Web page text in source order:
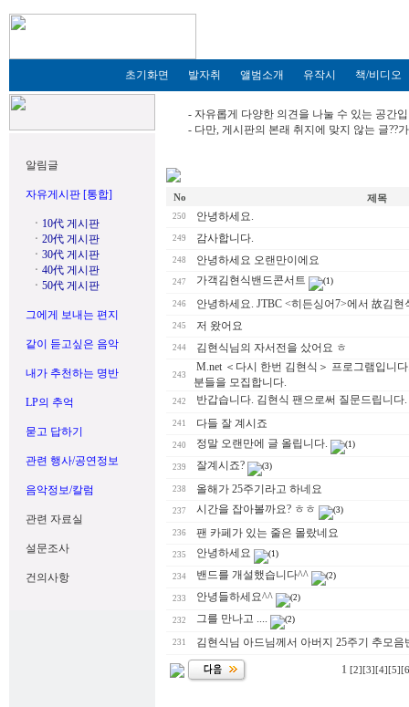
초기화면 발자취 앨범소개 유작시 책/비디오
알림글
자유게시판 [통합]
ㆍ 10代 게시판
ㆍ 20代 게시판
ㆍ 30代 게시판
ㆍ 40代 게시판
ㆍ 50代 게시판
그에게 보내는 편지
같이 듣고싶은 음악
내가 추천하는 명반
LP의 추억
묻고 답하기
관련 행사/공연정보
음악정보/칼럼
관련 자료실
설문조사
건의사항
- 자유롭게 다양한 의견을 나눌 수 있는 공간
- 다만, 게시판의 본래 취지에 맞지 않는 글??
No 제목
250 안녕하세요.
249 감사합니다.
248 안녕하세요 오랜만이에요
247 가객김현식밴드콘서트 (1)
246 안녕하세요. JTBC <히든싱어7>에서 故김
245 저 왔어요
244 김현식님의 자서전을 샀어요 ㅎ
243
M.net ＜다시 한번 김현식＞ 프로그램입니
분들을 모집합니다.
242 반갑습니다. 김현식 팬으로써 질문드립니다.
241 다들 잘 계시죠
240 정말 오랜만에 글 올립니다. (1)
239 잘계시죠? (3)
238 올해가 25주기라고 하네요
237 시간을 잡아볼까요? ㅎㅎ (3)
236 팬 카페가 있는 줄은 몰랐네요
235 안녕하세요 (1)
234 밴드를 개설했습니다^^ (2)
233 안녕들하세요^^ (2)
232 그를 만나고 .... (2)
231 김현식님 아드님께서 아버지 25주기 추모음
1 [2] [3] [4] [5]